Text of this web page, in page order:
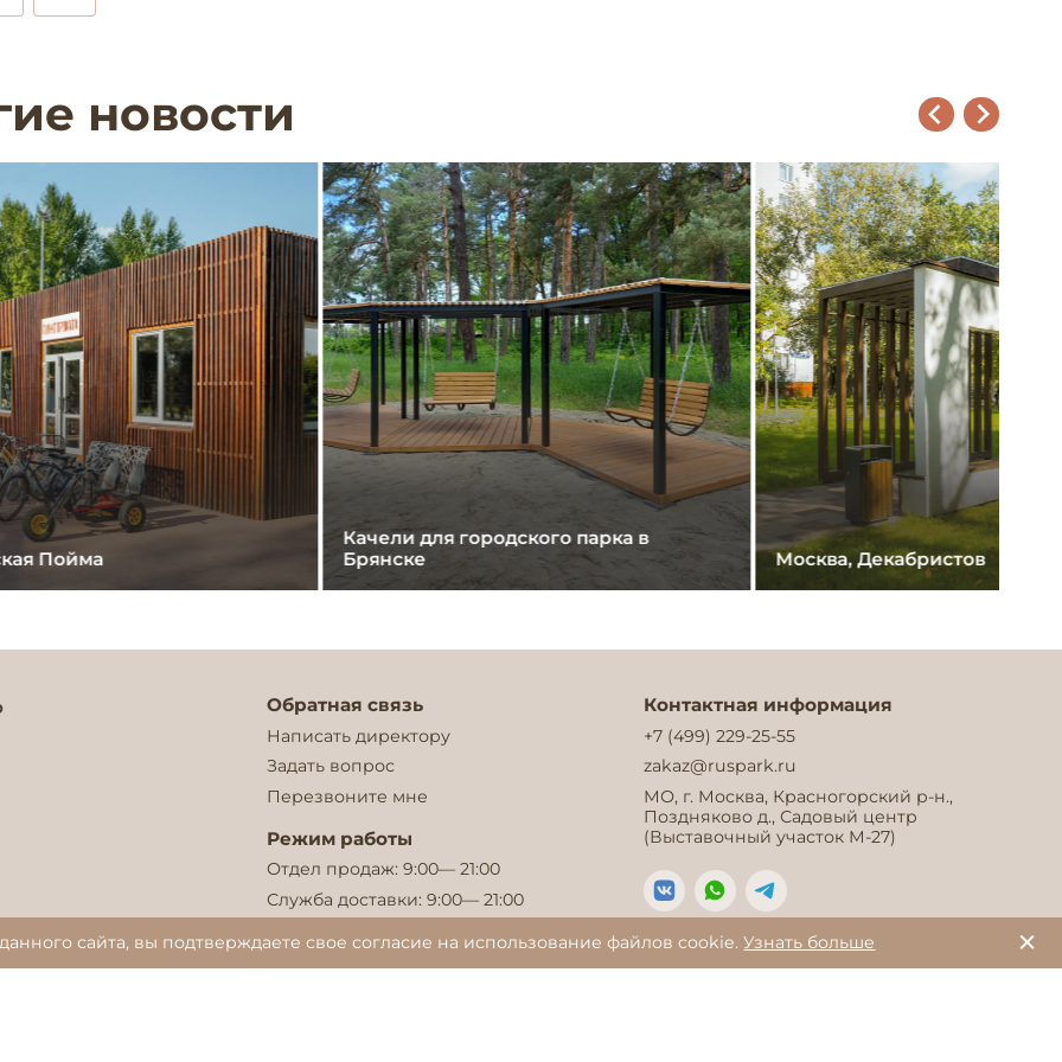
новости
Пойма
Качели для городского парка в
Брянске
Москва, Декабристов
Обратная связь
Написать директору
Задать вопрос
Перезвоните мне
Режим работы
Отдел продаж: 9:00— 21:00
Служба доставки: 9:00— 21:00
Контактная информация
+7 (499) 229-25-55
zakaz@ruspark.ru
МО, г. Москва, Красногорский р-н.,
Поздняково д., Садовый центр
(Выставочный участок М-27)
сайта, вы подтверждаете свое согласие на использование файлов cookie.Узнать больше